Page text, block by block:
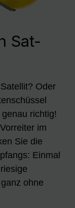
Sat-
Oder
richtig!
im
Sie die
Einmal
ohne